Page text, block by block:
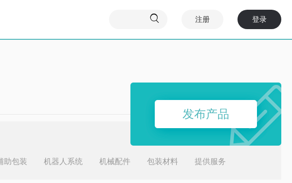
 注册 登录
助包装 机器人系统 机械配件 包装材料 提供服务
发布产品